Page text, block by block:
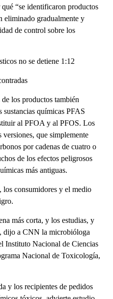
“se identificaron productos
eliminado gradualmente y
de control sobre los
no se detiene 1:12
los productos también
sustancias químicas PFAS
al PFOA y al PFOS. Los
versiones, que simplemente
por cadenas de cuatro o
de los efectos peligrosos
más antiguas.
los consumidores y el medio
más corta, y los estudias, y
dijo a CNN la microbióloga
Instituto Nacional de Ciencias
Nacional de Toxicología,
y los recipientes de pedidos